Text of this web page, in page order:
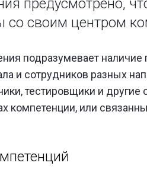
предусмотрено,
со своим центром
подразумевает
и сотрудников разных
тестировщики и
компетенции, или